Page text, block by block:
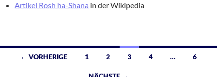
Artikel Rosh ha-Shana in der Wikipedia
Beitragsnavigation
← VORHERIGE 1 2 3 4 … 6